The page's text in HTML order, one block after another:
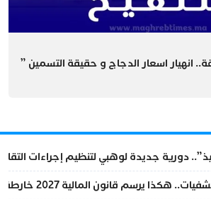
انهيار اسعار الدجاج و حقيقة التسمين ”
دورية جديدة لوهبي لتنظيم إجراءات
يرسم قانون المالية 2027 خارطة المغرب المقبل